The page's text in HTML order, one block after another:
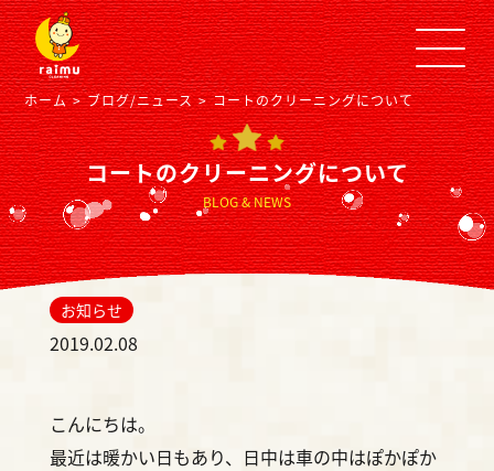
ホーム ブログ/ニュース コートのクリーニングについて
コートのクリーニングについて
BLOG & NEWS
お知らせ
2019.02.08
こんにちは。
最近は暖かい日もあり、日中は車の中はぽかぽか